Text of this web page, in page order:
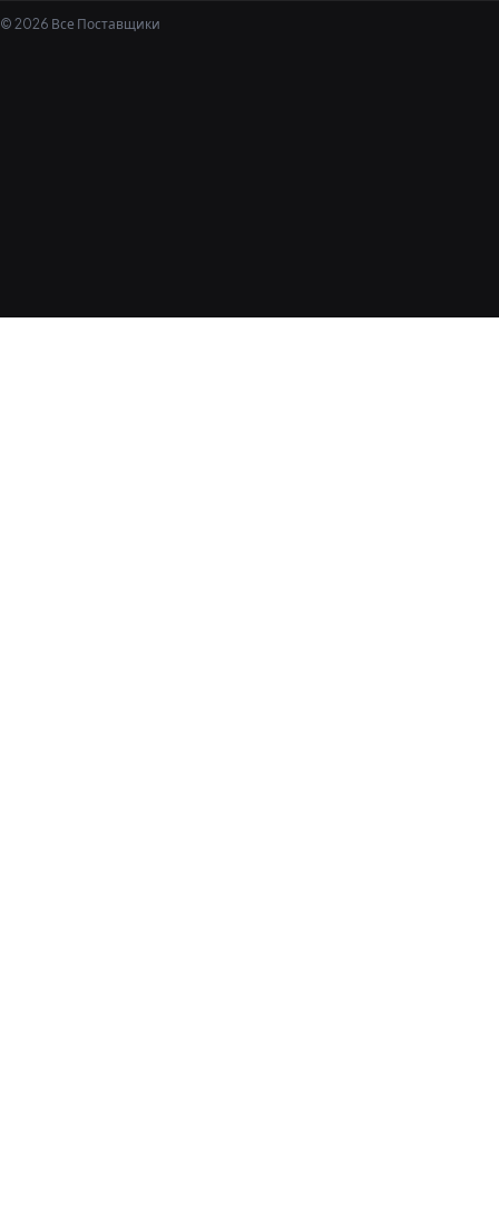
© 2026 Все Поставщики